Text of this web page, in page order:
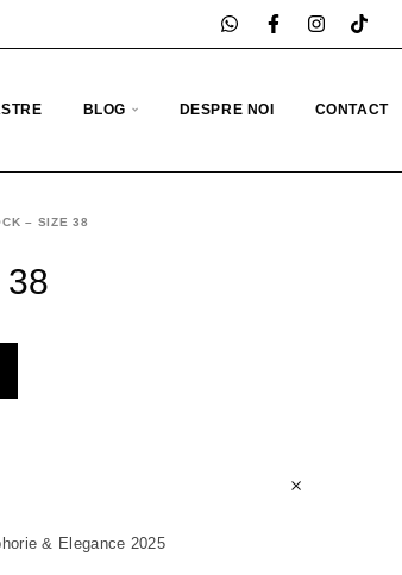
BLOG DESPRE NOI CONTACT
– SIZE 38
& Elegance 2025